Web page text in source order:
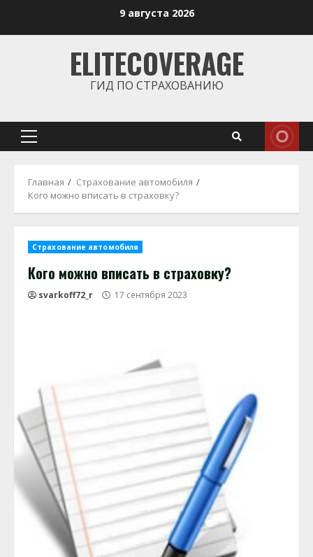
9 августа 2026
ELITECOVERAGE
ГИД ПО СТРАХОВАНИЮ
Основное
Главная
Страхование автомобиля
Кого можно вписать в страховку?
Страхование автомобиля
Кого можно вписать в страховку?
svarkoff72_r 17 сентября 2023